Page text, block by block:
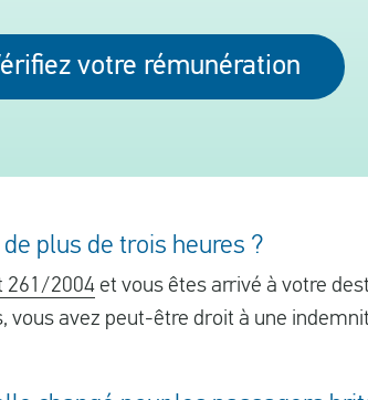
votre rémunération
plus de trois heures ?
261/2004 et vous êtes arrivé à votre
vous avez peut-être droit à une